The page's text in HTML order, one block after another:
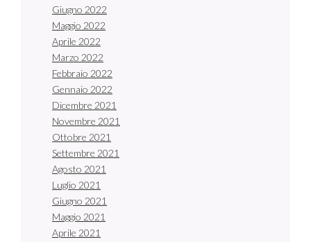
Giugno 2022
Maggio 2022
Aprile 2022
Marzo 2022
Febbraio 2022
Gennaio 2022
Dicembre 2021
Novembre 2021
Ottobre 2021
Settembre 2021
Agosto 2021
Luglio 2021
Giugno 2021
Maggio 2021
Aprile 2021